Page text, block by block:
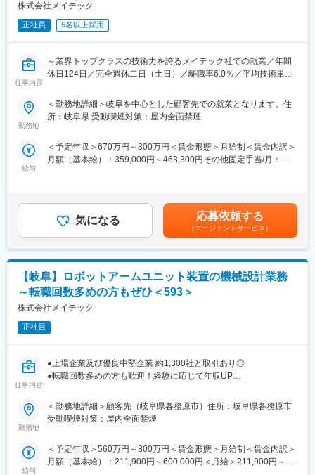
◆収支・運営管理
・担当案件の売上・コスト管理
・IT・DX活用による人件費最適化や運用改善の検討・提案
・医療法規やコンプライアンスの遵守状況の確認・指導
◆現場オペレーションの統括
セプト）、電子カルテ管理等）
・トラブル・クレーム発生時のエスカレーション対応
■所属長より
対応することに、やりがいや達成感を覚える方を歓迎いたしま
す。全社員がより働きやすい職場環境の実現を目指し、一丸とな
って取り組んでおります。ぜひその一員として、私たちと一緒に
る仕事」に、ぜひ一緒に挑戦しましょう。
■当社について：
当社は以下領域で全国30,000名以上の社員が活躍しています。
医療事業：受付、会計、診療報酬請求業務等の受託・人材派遣
介護事業：自立支援と地域トータルケアを理念とした施設運営
こども事業：東京都中心に66か所の認可保育園等を運営
変更の範囲：会社の定める業務
株式会社メイテック
正社員 5名以上採用
仕事内容
～業界トップクラスの技術力を誇るメイテック社での就業／年間
休日124日／完全週休二日（土日）／離職率6.0％／平均技術単価
■業務内容：
上げ・海外拠点支援業務などを計画立案から実行までリーダーと
してご対応いただきます。
■案件事例：
・BEV車両搭載用電池製造ラインの開発業務
・次世代自動車に必須◎電池生産技術のエンジニア
・パワー半導体の新規生産ライン開発における生産技術業務
・自動車電子製品の生産技術業務、海外支援
・新規開発インバータに関する生産設備の工程設計業務
・EV用モータ開発における生産技術工程設計
■会社の特徴：
プ、大手エンジニアリングサービス企業です～
・国内大手メーカー、優良中小メーカー様、約1,400社に技術提供
技術単価は1時間で3,900円に対して、当社の平均技術単価は
5,881円（2025年3月期）と業界平均の1.5倍以上となっていま
勤務地
＜勤務地詳細＞岐阜を中心とした顧客先での就業となります。住
所：岐阜県 受動喫煙対策：屋内全面禁煙
給与
＜予定年収＞670万円～800万円＜賃金形態＞月給制＜賃金内訳＞
月額（基本給）：359,000円～463,300円その他固定手当/月：
の金額であり、選考を通じて上下する可能性があります。月給(月
額)は固定手当を含めた表記です。
気になる 応募依頼する
（エージェントサービス）
【岐阜】ロボットアームユニット装置の機械設計業務
～転職回数多めの方もぜひ＜593＞
株式会社メイテック
正社員
仕事内容
●上場企業及び優良中堅企業 約1,300社と取引あり◎
●転職回数多めの方も歓迎！経験に応じて年収UP
■業務内容：
ータ（シリンダー、モーター等）の構造、機構設計業務を担当し
て頂きます。その他社内、サプライヤとの折衝、調整業務。
勤務地
＜勤務地詳細＞顧客先（岐阜県各務原市）住所：岐阜県各務原市
受動喫煙対策：屋内全面禁煙
給与
＜予定年収＞560万円～800万円＜賃金形態＞月給制＜賃金内訳＞
月額（基本給）：211,900円～600,000円＜月給＞211,900円～